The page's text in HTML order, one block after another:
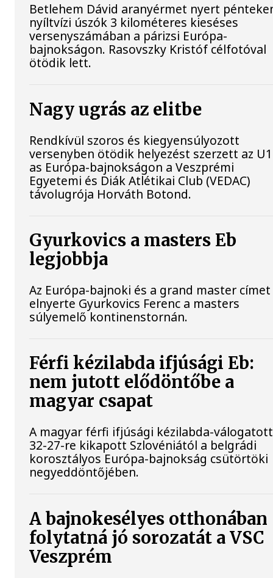
Betlehem Dávid aranyérmet nyert
nyíltvízi úszók 3 kilométeres kieséses
versenyszámában a párizsi Európa-
bajnokságon. Rasovszky Kristóf célfotóval
ötödik lett.
Nagy ugrás az elitbe
Rendkívül szoros és kiegyensúlyozott
versenyben ötödik helyezést szerzett az
as Európa-bajnokságon a Veszprémi
Egyetemi és Diák Atlétikai Club (VEDAC)
távolugrója Horváth Botond.
Gyurkovics a masters Eb
legjobbja
Az Európa-bajnoki és a grand master
elnyerte Gyurkovics Ferenc a masters
súlyemelő kontinenstornán.
Férfi kézilabda ifjúsági Eb:
nem jutott elődöntőbe a
magyar csapat
A magyar férfi ifjúsági kézilabda-válogatott
32-27-re kikapott Szlovéniától a belgrádi
korosztályos Európa-bajnokság csütörtöki
negyeddöntőjében.
A bajnokesélyes otthonában
folytatná jó sorozatát a VSC
Veszprém